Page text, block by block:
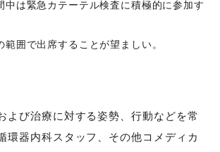
中は緊急カテーテル検査に積極的に参加す
範囲で出席することが望ましい。
よび治療に対する姿勢、行動などを常
環器内科スタッフ、その他コメディカ